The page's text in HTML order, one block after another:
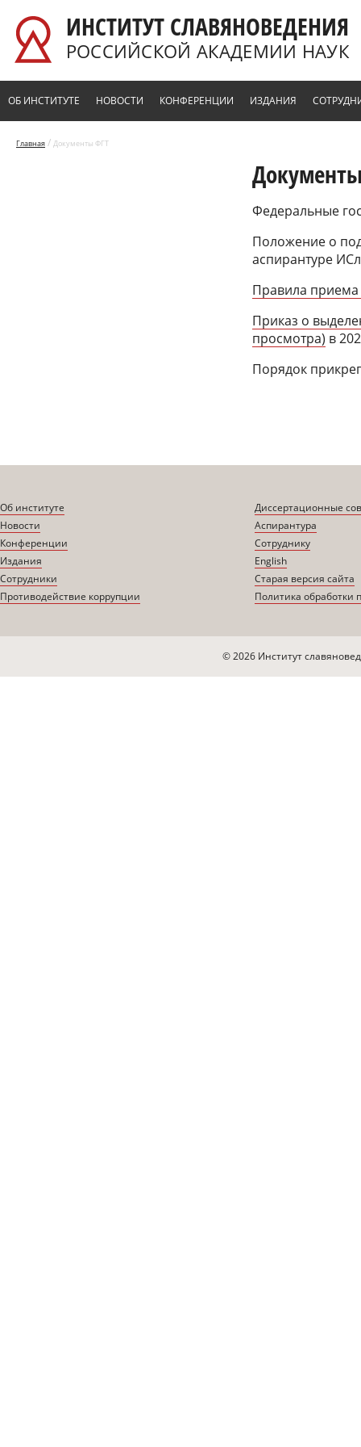
ИНСТИТУТ СЛАВЯНОВЕДЕНИЯ
РОССИЙСКОЙ АКАДЕМИИ НАУК
ОБ ИНСТИТУТЕ НОВОСТИ КОНФЕРЕНЦИИ ИЗДАНИЯ
Главная / Документы ФГТ
Федеральные
Положение о
аспирантуре
Правила
Приказ о
просмотра) в
Порядок
Об институте
Новости
Конференции
Издания
Сотрудники
Противодействие коррупции
Диссертационные
Аспирантура
Сотруднику
English
Старая версия сайта
Политика обработки
© 2026 Институт